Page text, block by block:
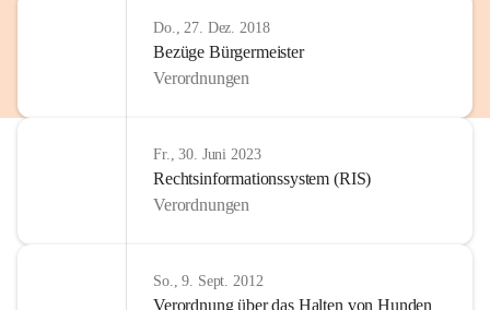
Do., 27. Dez. 2018
Bezüge Bürgermeister
Verordnungen
Fr., 30. Juni 2023
Rechtsinformationssystem (RIS)
Verordnungen
So., 9. Sept. 2012
Verordnung über das Halten von Hunden